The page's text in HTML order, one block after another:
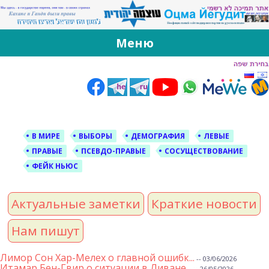
За Оцма Йегудит
עוצמה יהודית ברוסית ובעברית
Меню
В МИРЕ ВЫБОРЫ ДЕМОГРАФИЯ
ЛЕВЫЕ
ПРАВЫЕ
ПСЕВДО-ПРАВЫЕ
СОСУЩЕСТВОВАНИЕ
ФЕЙК НЬЮС
Актуальные заметки
Краткие новости
Нам пишут
Лимор Сон Хар-Мелех о главной ошибк... -- 03/06/2026